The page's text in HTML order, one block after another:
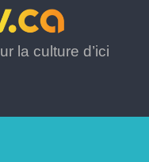
la culture d’ici